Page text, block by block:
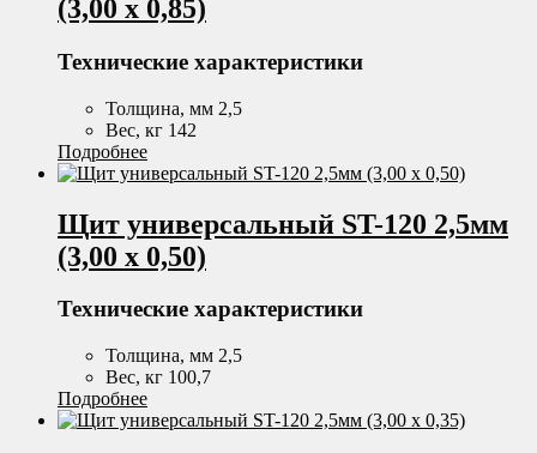
(3,00 х 0,85)
Технические характеристики
Толщина, мм 2,5
Вес, кг 142
Подробнее
Щит универсальный ST-120 2,5мм
(3,00 х 0,50)
Технические характеристики
Толщина, мм 2,5
Вес, кг 100,7
Подробнее